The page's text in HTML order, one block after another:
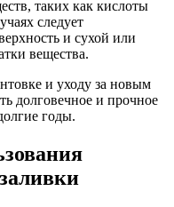
таких как кислоты
следует
и сухой или
вещества.
и уходу за новым
долговечное и прочное
годы.